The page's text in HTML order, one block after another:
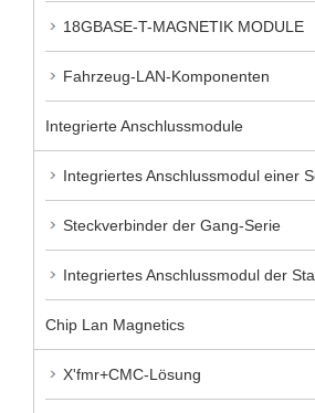
18GBASE-T-MAGNETIK MODULE
Fahrzeug-LAN-Komponenten
Integrierte Anschlussmodule
Integriertes Anschlussmodul einer
Steckverbinder der Gang-Serie
Integriertes Anschlussmodul der
Chip Lan Magnetics
X'fmr+CMC-Lösung